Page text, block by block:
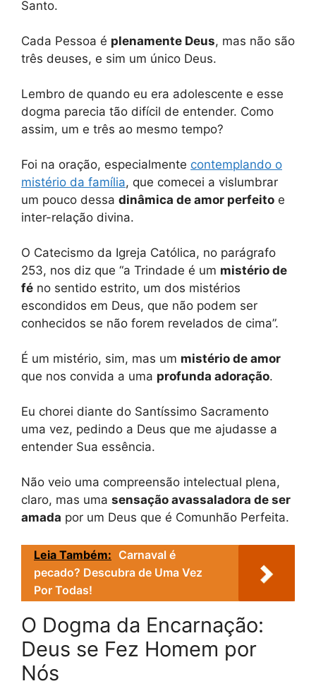
Santo.
Cada Pessoa é plenamente Deus, mas não são
três deuses, e sim um único Deus.
Lembro de quando eu era adolescente e esse
dogma parecia tão difícil de entender. Como
assim, um e três ao mesmo tempo?
Foi na oração, especialmente contemplando o
mistério da família, que comecei a vislumbrar
um pouco dessa dinâmica de amor perfeito e
inter-relação divina.
O Catecismo da Igreja Católica, no parágrafo
253, nos diz que “a Trindade é um mistério de
fé no sentido estrito, um dos mistérios
escondidos em Deus, que não podem ser
conhecidos se não forem revelados de cima”.
É um mistério, sim, mas um mistério de amor
que nos convida a uma profunda adoração.
Eu chorei diante do Santíssimo Sacramento
uma vez, pedindo a Deus que me ajudasse a
entender Sua essência.
Não veio uma compreensão intelectual plena,
claro, mas uma sensação avassaladora de ser
amada por um Deus que é Comunhão Perfeita.
Leia Também: Carnaval é
pecado? Descubra de Uma Vez
Por Todas!
O Dogma da Encarnação:
Deus se Fez Homem por
Nós